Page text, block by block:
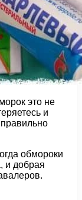
это не
и
обмороки
и добрая